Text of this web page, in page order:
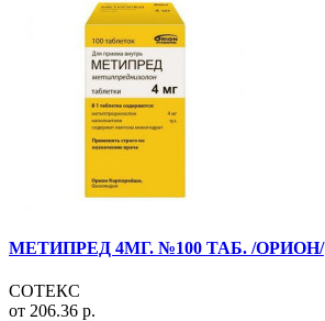
МЕТИПРЕД 4МГ. №100 ТАБ. /ОРИОН/
СОТЕКС
от 206.36 р.